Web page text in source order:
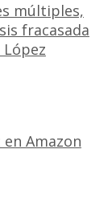
múltiples,
fracasada
López
Amazon